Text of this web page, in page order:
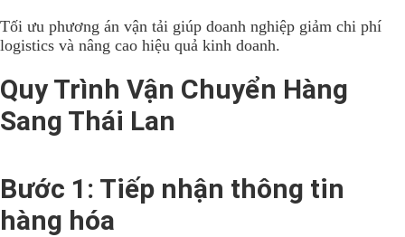
Tối ưu phương án vận tải giúp doanh nghiệp giảm chi phí
logistics và nâng cao hiệu quả kinh doanh.
Quy Trình Vận Chuyển Hàng
Sang Thái Lan
Bước 1: Tiếp nhận thông tin
hàng hóa